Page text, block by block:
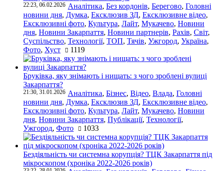
22:23, 06.02.2026 Аналітика, Без кордонів, Берегово, Головні
новини дня, Думка, Ексклюзив ЗД, Ексклюзивне відео,
Ексклюзивні фото, Культура, Лайт, Мукачево, Новини
дня, Новини Закарпаття, Новини партнерів, Рахів, Світ,
Суспільство, Технології, ТОП, Тячів, Ужгород, Україна,
Фото, Хуст 1119
Бруківка, яку знімають і нищать: з чого зроблені вулиці
Закарпаття?
21:30, 31.01.2026 Аналітика, Бізнес, Відео, Влада, Головні
новини дня, Думка, Ексклюзив ЗД, Ексклюзивне відео,
Ексклюзивні фото, Культура, Лайт, Мукачево, Новини
дня, Новини Закарпаття, Публікації, Технології,
Ужгород, Фото 1033
Бездіяльність чи системна корупція? ТЦК Закарпаття під
мікроскопом (хроніка 2022-2026 років)